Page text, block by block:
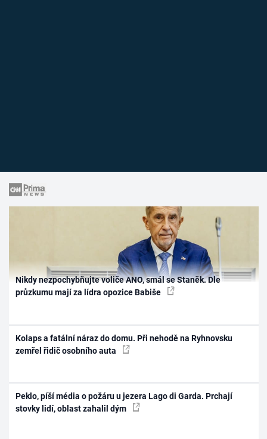
Nikdy nezpochybňujte voliče ANO, smál se Staněk. Dle
průzkumu mají za lídra opozice Babiše
Kolaps a fatální náraz do domu. Při nehodě na Ryhnovsku
zemřel řidič osobního auta
Peklo, píší média o požáru u jezera Lago di Garda. Prchají
stovky lidí, oblast zahalil dým